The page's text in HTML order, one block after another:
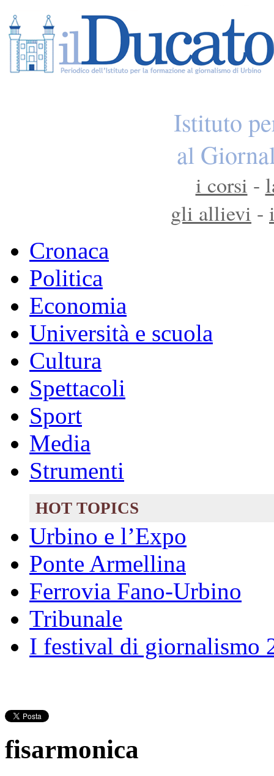
Istituto
al
i corsi -
gli allievi -
Cronaca
Politica
Economia
Università e scuola
Cultura
Spettacoli
Sport
Media
Strumenti
HOT TOPICS
Urbino e l’Expo
Ponte Armellina
Ferrovia Fano-Urbino
Tribunale
I festival di giornalismo
fisarmonica